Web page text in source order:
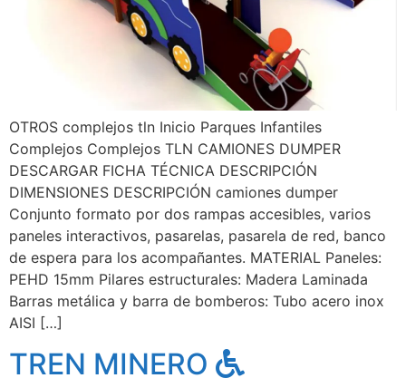
OTROS complejos tln Inicio Parques Infantiles
Complejos Complejos TLN CAMIONES DUMPER
DESCARGAR FICHA TÉCNICA DESCRIPCIÓN
DIMENSIONES DESCRIPCIÓN camiones dumper
Conjunto formato por dos rampas accesibles, varios
paneles interactivos, pasarelas, pasarela de red, banco
de espera para los acompañantes. MATERIAL Paneles:
PEHD 15mm Pilares estructurales: Madera Laminada
Barras metálica y barra de bomberos: Tubo acero inox
AISI […]
TREN MINERO